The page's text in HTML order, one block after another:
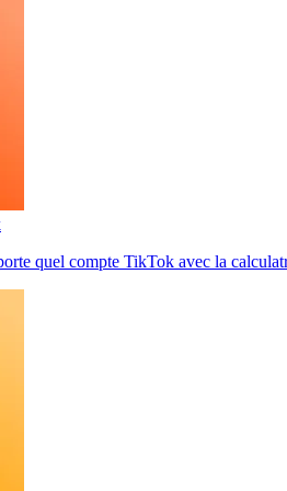
quel compte TikTok avec la